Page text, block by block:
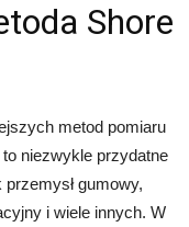
Shore
metod pomiaru
niezwykle przydatne
gumowy,
i wiele innych. W